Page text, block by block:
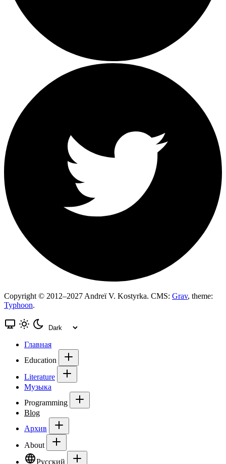
Copyright © 2012–2027 Andreï V. Kostyrka. CMS: Grav, theme:
Typhoon.
Главная
Education
Literature
Музыка
Programming
Blog
Архив
About
Русский